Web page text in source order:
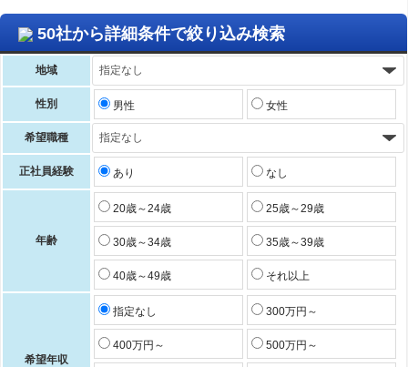
50社から詳細条件で絞り込み検索
地域
性別 男性 女性
希望職種
正社員経験 あり なし
年齢
20歳～24歳 25歳～29歳
30歳～34歳 35歳～39歳
40歳～49歳 それ以上
希望年収
指定なし 300万円～
400万円～ 500万円～